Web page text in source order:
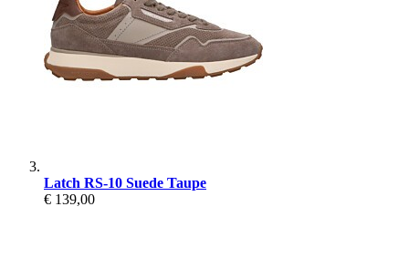
Latch RS-10 Suede Taupe
€ 139,00